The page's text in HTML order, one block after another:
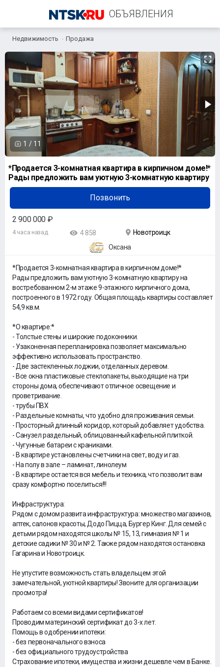
ОБЪЯВЛЕНИЯ
+7 (958) 838-38-73
Недвижимость Продажа
1 / 11
*Продается 3-комнатная квартира в кирпичном доме!*
Рады предложить вам уютную 3-комнатную квартиру
Позвонить
2 900 000 ₽
4 часа назад 4 858
Новотроицк
Оксана
*Продается 3-комнатная квартира в кирпичном доме!*
Рады предложить вам уютную 3-комнатную квартиру на
востребованном 2-м этаже 9-этажного кирпичного дома,
построенного в 1972 году. Общая площадь квартиры составляет
54,9 кв.м.
*О квартире:*
- Толстые стены и широкие подоконники.
- Узаконенная перепланировка позволяет максимально
эффективно использовать пространство.
- Две застекленных лоджии, отделанных деревом.
- Все окна пластиковые стеклопакеты, выходящие на три
стороны дома, обеспечивают отличное освещение и
проветривание.
- трубы ПВХ
- Раздельные комнаты, что удобно для проживания семьи.
- Просторный длинный коридор, который добавляет удобства.
- Санузел раздельный, облицованный кафельной плиткой.
- Чугунные батареи с краниками.
- В квартире установлены счетчики на свет, воду и газ.
- На полу в зале – ламинат, линолеум
- В квартире остается вся мебель и техника, что позволит вам
сразу комфортно поселиться!!!
Инфраструктура:
Рядом с домом развита инфраструктура: множество магазинов,
аптек, салонов красоты, Додо Пицца, Бургер Кинг. Для семей с
детьми рядом находятся школы № 15, 13, гимназия № 1 и
детские садики № 30 и № 2. Также рядом находятся остановка
Гагарина и Новотроицк.
Не упустите возможность стать владельцем этой
замечательной, уютной квартиры! Звоните для организации
просмотра!
Работаем со всеми видами сертификатов!
Проводим материнский сертификат до 3-х лет.
Помощь в одобрении ипотеки:
- без первоначального взноса
- без официального трудоустройства
Страхование ипотеки, имущества и жизни дешевле чем в Банке.